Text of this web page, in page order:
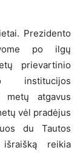
Prezidento
po ilgų
prievartinio
institucijos
atgavus
vėl pradėjus
du Tautos
reikia